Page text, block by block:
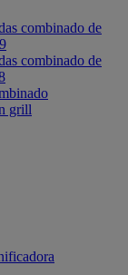
combinado de
combinado de
grill